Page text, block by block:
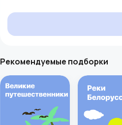
Рекомендуемые подборки